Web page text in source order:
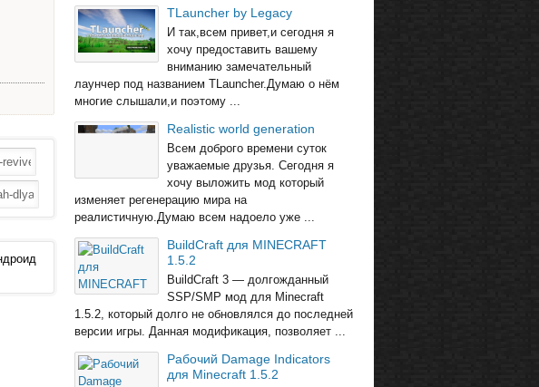
TLauncher by Legacy
И так,всем привет,и сегодня я
хочу предоставить вашему
вниманию замечательный
лаунчер под названием TLauncher.Думаю о нём
многие слышали,и поэтому ...
Realistic world generation
Всем доброго времени суток
уважаемые друзья. Сегодня я
хочу выложить мод который
изменяет регенерацию мира на
реалистичную.Думаю всем надоело уже ...
BuildCraft для MINECRAFT
1.5.2
BuildCraft 3 — долгожданный
SSP/SMP мод для Minecraft
1.5.2, который долго не обновлялся до последней
версии игры. Данная модификация, позволяет ...
Рабочий Damage Indicators
для Minecraft 1.5.2